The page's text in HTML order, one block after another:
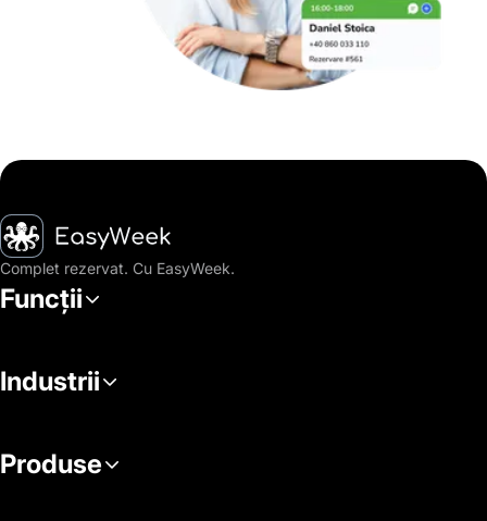
Pagina principală
Complet rezervat. Cu EasyWeek.
Funcții
Industrii
Produse